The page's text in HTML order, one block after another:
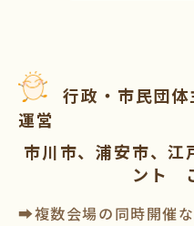
行政・市民団体
運営
市川市、浦安市、江
ント
➡複数会場の同時開催